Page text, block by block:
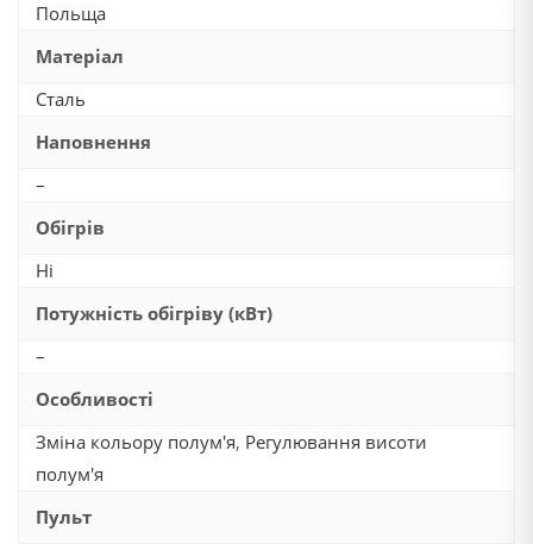
Польща
Матеріал
Сталь
Наповнення
–
Обігрів
Ні
Потужність обігріву (кВт)
–
Особливості
Зміна кольору полум'я, Регулювання висоти
полум'я
Пульт